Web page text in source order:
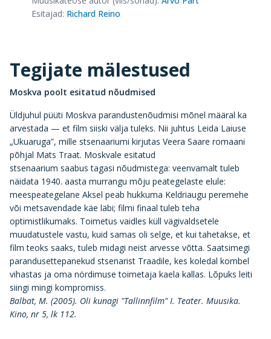
Esitajad: Richard Reino
Tegijate mälestused
Moskva poolt esitatud nõudmised
Üldjuhul püüti Moskva parandustenõudmisi mõnel määral ka
arvestada — et film siiski välja tuleks. Nii juhtus Leida Laiuse
„Ukuaruga”, mille stsenaariumi kirjutas Veera Saare romaani
põhjal Mats Traat. Moskvale esitatud
stsenaarium saabus tagasi nõudmistega: veenvamalt tuleb
näidata 1940. aasta murrangu mõju peategelaste elule:
meespeategelane Aksel peab hukkuma Keldriaugu peremehe
või metsavendade käe läbi; filmi finaal tuleb teha
optimistlikumaks. Toimetus vaidles küll vägivaldsetele
muudatustele vastu, kuid samas oli selge, et kui tahetakse, et
film teoks saaks, tuleb midagi neist arvesse võtta. Saatsimegi
parandusettepanekud stsenarist Traadile, kes koledal kombel
vihastas ja oma nördimuse toimetaja kaela kallas. Lõpuks leiti
siingi mingi kompromiss.
Balbat, M. (2005). Oli kunagi "Tallinnfilm" I. Teater. Muusika.
Kino, nr 5, lk 112.